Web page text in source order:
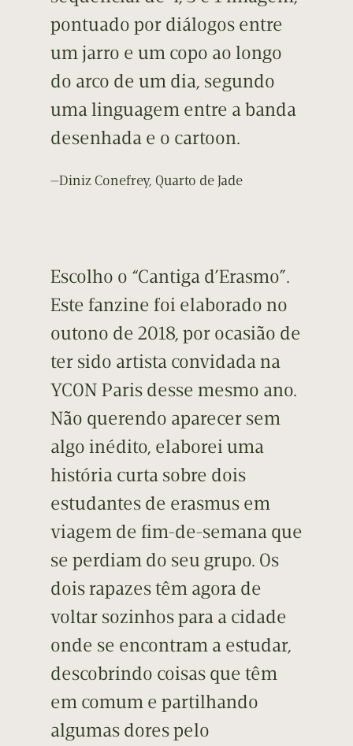
pontuado por diálogos entre
um jarro e um copo ao longo
do arco de um dia, segundo
uma linguagem entre a banda
desenhada e o cartoon.
—Diniz Conefrey, Quarto de Jade
Escolho o “Cantiga d’Erasmo”.
Este fanzine foi elaborado no
outono de 2018, por ocasião de
ter sido artista convidada na
YCON Paris desse mesmo ano.
Não querendo aparecer sem
algo inédito, elaborei uma
história curta sobre dois
estudantes de erasmus em
viagem de fim-de-semana que
se perdiam do seu grupo. Os
dois rapazes têm agora de
voltar sozinhos para a cidade
onde se encontram a estudar,
descobrindo coisas que têm
em comum e partilhando
algumas dores pelo